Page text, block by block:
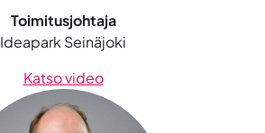
Toimitusjohtaja
Ideapark Seinäjoki
Katso video